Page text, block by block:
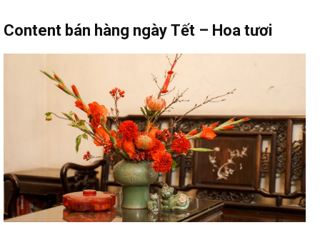
Content bán hàng ngày Tết – Hoa tươi